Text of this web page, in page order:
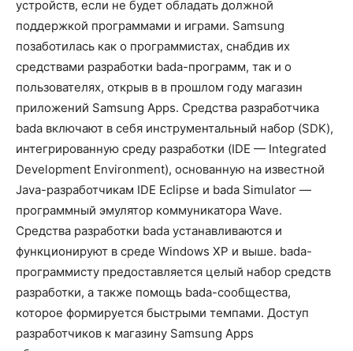
устройств, если не будет обладать должной
поддержкой программами и играми. Samsung
позаботилась как о программистах, снабдив их
средствами разработки bada-программ, так и о
пользователях, открыв в в прошлом году магазин
приложений Samsung Apps. Средства разработчика
bada включают в себя инструментальный набор (SDK),
интегрированную среду разработки (IDE — Integrated
Development Environment), основанную на известной
Java-разработчикам IDE Eclipse и bada Simulator —
программный эмулятор коммуникатора Wave.
Средства разработки bada устанавливаются и
функционируют в среде Windows XP и выше. bada-
программисту предоставляется целый набор средств
разработки, а также помощь bada-сообщества,
которое формируется быстрыми темпами. Доступ
разработчиков к магазину Samsung Apps